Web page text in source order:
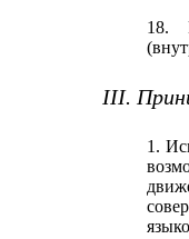
18.
III.
1.